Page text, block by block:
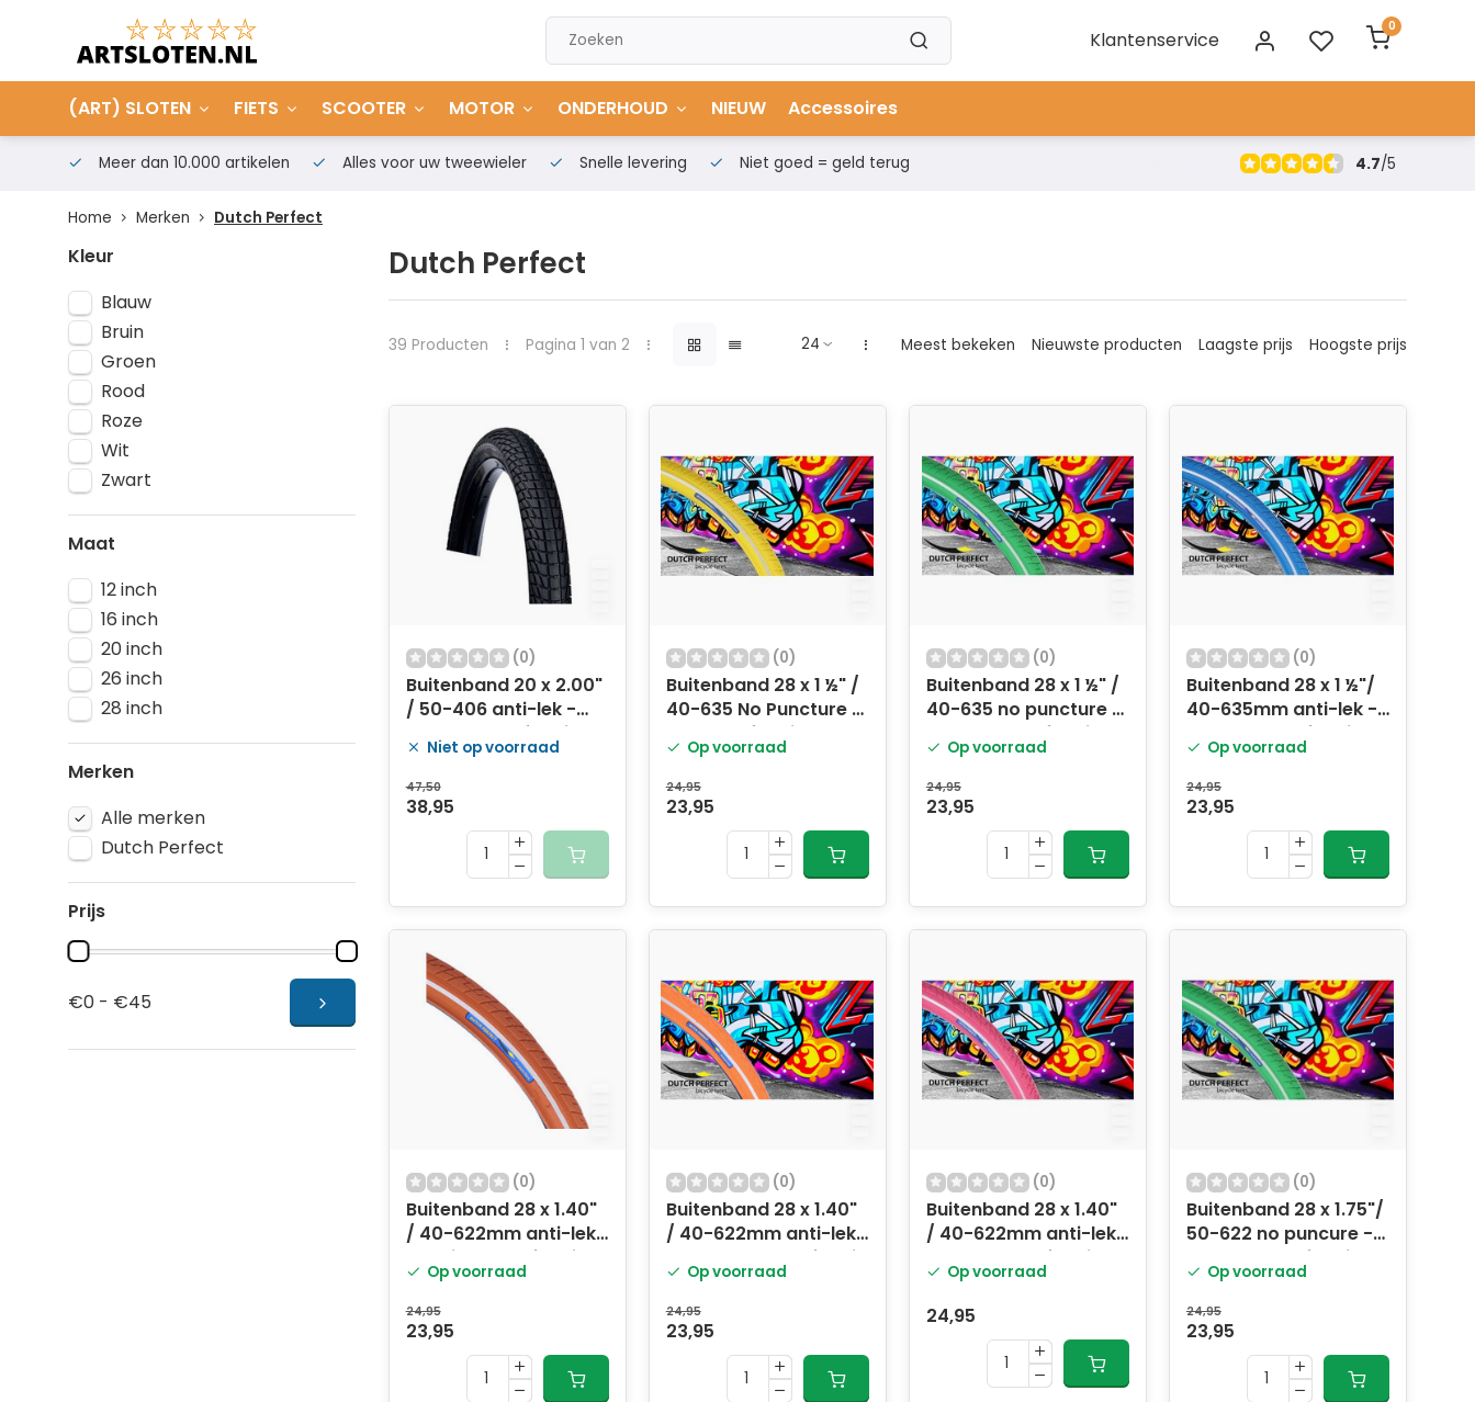
Klantenservice
0
(ART) SLOTEN FIETS SCOOTER MOTOR ONDERHOUD NIEUW Accessoires
Meer dan 10.000 artikelen Alles voor uw tweewieler Snelle levering Niet goed = geld terug 4.7/5
Home Merken Dutch Perfect
Kleur
Blauw
Bruin
Groen
Rood
Roze
Wit
Zwart
Maat
12 inch
16 inch
20 inch
26 inch
28 inch
Merken
Alle merken
Dutch Perfect
Prijs
€0 - €45
Dutch Perfect
39 Producten Pagina 1 van 2 Meest bekeken Nieuwste producten Laagste prijs Hoogste prijs
(0)
Buitenband 20 x 2.00"
/ 50-406 anti-lek -
zwart met reflectie
Niet op voorraad
47,50
38,95
(0)
Buitenband 28 x 1 ½" /
40-635 No Puncture -
Geel + Reflectie
Op voorraad
24,95
23,95
(0)
Buitenband 28 x 1 ½" /
40-635 no puncture -
groen met reflectie
Op voorraad
24,95
23,95
(0)
Buitenband 28 x 1 ½"/
40-635mm anti-lek -
blauw met reflectie
Op voorraad
24,95
23,95
(0)
Buitenband 28 x 1.40"
/ 40-622mm anti-lek
- bruin met reflectie
Op voorraad
24,95
23,95
(0)
Buitenband 28 x 1.40"
/ 40-622mm anti-lek
- orange met reflectie
Op voorraad
24,95
23,95
(0)
Buitenband 28 x 1.40"
/ 40-622mm anti-lek
- roze met reflectie
Op voorraad
24,95
(0)
Buitenband 28 x 1.75"/
50-622 no puncure -
groen met reflectie
Op voorraad
24,95
23,95